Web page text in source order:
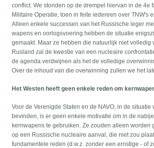
conflict. We stonden op de drempel hiervan in de 4e
Militaire Operatie, toen in feite iedereen over TNW's
Alleen enkele successen van het Russische leger
wapens en oorlogsvoering hebben de situatie
gemaakt. Maar ze hebben die natuurlijk niet volledig
Rusland zal de kwestie van een nucleaire
de agenda verdwijnen als het de volledige
Over de inhoud van die overwinning zullen we het
Het Westen heeft geen enkele reden om
Voor de Verenigde Staten en de NAVO, in de situatie
bevinden, is er geen enkele motivatie om in de
kernwapens te gebruiken. Ze zouden alleen worden
op een Russische nucleaire aanval, die niet zou
fundamentele reden (d.w.z. zonder een ernstige - of